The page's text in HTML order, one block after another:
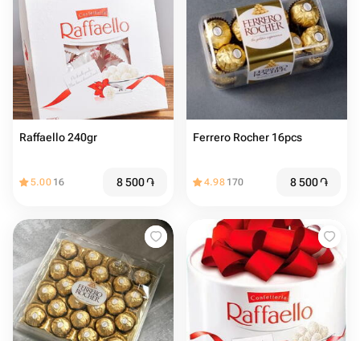
Raffaello 240gr
5.00 16 8 500֏
Ferrero Rocher 16pcs
4.98 170 8 500֏